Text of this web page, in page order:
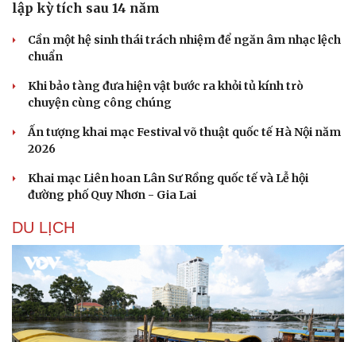
lập kỳ tích sau 14 năm
Cần một hệ sinh thái trách nhiệm để ngăn âm nhạc lệch
chuẩn
Khi bảo tàng đưa hiện vật bước ra khỏi tủ kính trò
chuyện cùng công chúng
Ấn tượng khai mạc Festival võ thuật quốc tế Hà Nội năm
2026
Khai mạc Liên hoan Lân Sư Rồng quốc tế và Lễ hội
đường phố Quy Nhơn - Gia Lai
DU LỊCH